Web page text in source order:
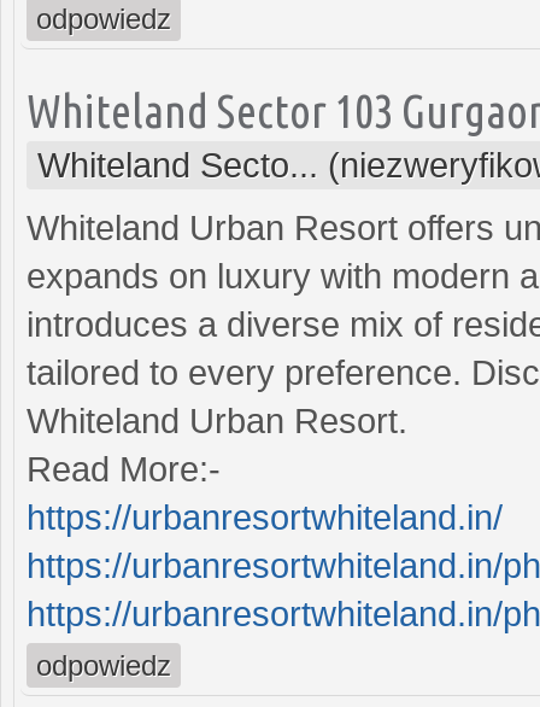
odpowiedz
Whiteland Sector 103
Whiteland Secto...
Whiteland Urban Resort offers
expands on luxury with modern
introduces a diverse mix of
tailored to every preference.
Whiteland Urban Resort.
Read More:-
https://urbanresortwhiteland.in/
https://urbanresortwhiteland.in/
https://urbanresortwhiteland.in/
odpowiedz